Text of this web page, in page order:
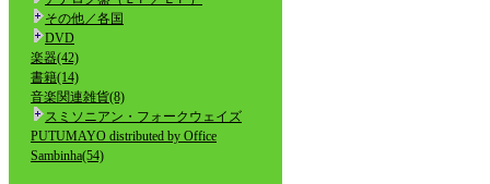
その他／各国
DVD
楽器(42)
書籍(14)
音楽関連雑貨(8)
スミソニアン・フォークウェイズ
PUTUMAYO distributed by Office
Sambinha(54)